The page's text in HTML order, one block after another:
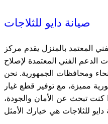
صيانة دايو للثلاجات
المعتمد بالمنزل يقدم مركز
الدعم الفني المعتمدة لإصلاح
ومحافظات الجمهورية. نحن
مميزة، مع توفير قطع غيار
كنت تبحث عن الأمان والجودة،